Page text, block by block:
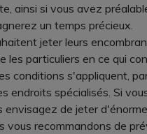
ainsi si vous avez
un temps précieux.
jeter leurs
les particuliers en ce qui
conditions s'appliquent,
endroits spécialisés. Si
envisagez de jeter
vous recommandons de